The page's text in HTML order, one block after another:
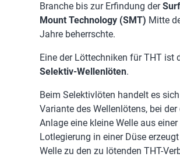
Branche bis zur Erfindung der
Mount Technology (SMT) Mitte
Jahre beherrschte.
Eine der Löttechniken für THT ist
Selektiv-Wellenlöten.
Beim Selektivlöten handelt es
Variante des Wellenlötens, bei der
Anlage eine kleine Welle aus einer
Lotlegierung in einer Düse
Welle zu den zu lötenden THT-